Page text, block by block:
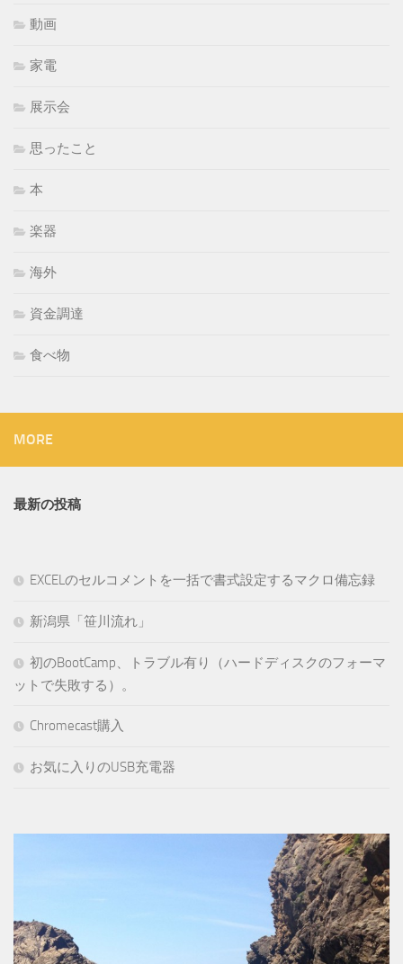
動画
家電
展示会
思ったこと
本
楽器
海外
資金調達
食べ物
MORE
最新の投稿
EXCELのセルコメントを一括で書式設定するマクロ備忘録
新潟県「笹川流れ」
初のBootCamp、トラブル有り（ハードディスクのフォーマ
ットで失敗する）。
Chromecast購入
お気に入りのUSB充電器